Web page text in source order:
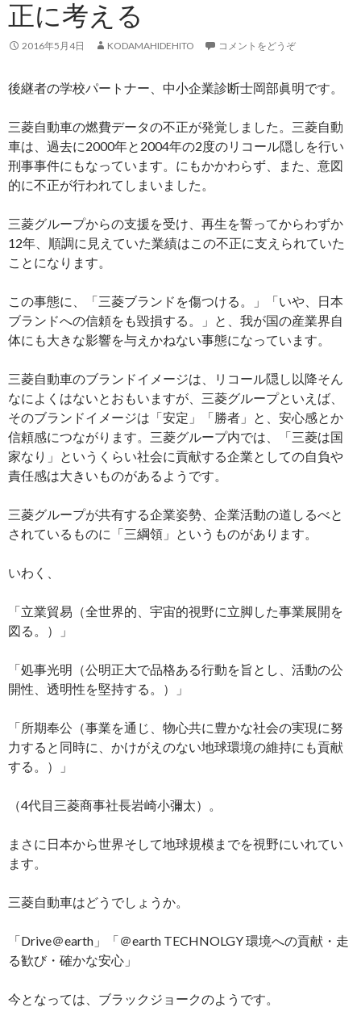
正に考える
2016年5月4日 KODAMAHIDEHITO コメントをどうぞ
後継者の学校パートナー、中小企業診断士岡部眞明です。
三菱自動車の燃費データの不正が発覚しました。三菱自動
車は、過去に2000年と2004年の2度のリコール隠しを行い
刑事事件にもなっています。にもかかわらず、また、意図
的に不正が行われてしまいました。
三菱グループからの支援を受け、再生を誓ってからわずか
12年、順調に見えていた業績はこの不正に支えられていた
ことになります。
この事態に、「三菱ブランドを傷つける。」「いや、日本
ブランドへの信頼をも毀損する。」と、我が国の産業界自
体にも大きな影響を与えかねない事態になっています。
三菱自動車のブランドイメージは、リコール隠し以降そん
なによくはないとおもいますが、三菱グループといえば、
そのブランドイメージは「安定」「勝者」と、安心感とか
信頼感につながります。三菱グループ内では、「三菱は国
家なり」というくらい社会に貢献する企業としての自負や
責任感は大きいものがあるようです。
三菱グループが共有する企業姿勢、企業活動の道しるべと
されているものに「三綱領」というものがあります。
いわく、
「立業貿易（全世界的、宇宙的視野に立脚した事業展開を
図る。）」
「処事光明（公明正大で品格ある行動を旨とし、活動の公
開性、透明性を堅持する。）」
「所期奉公（事業を通じ、物心共に豊かな社会の実現に努
力すると同時に、かけがえのない地球環境の維持にも貢献
する。）」
（4代目三菱商事社長岩崎小彌太）。
まさに日本から世界そして地球規模までを視野にいれてい
ます。
三菱自動車はどうでしょうか。
「Drive＠earth」「＠earth TECHNOLGY 環境への貢献・走
る歓び・確かな安心」
今となっては、ブラックジョークのようです。